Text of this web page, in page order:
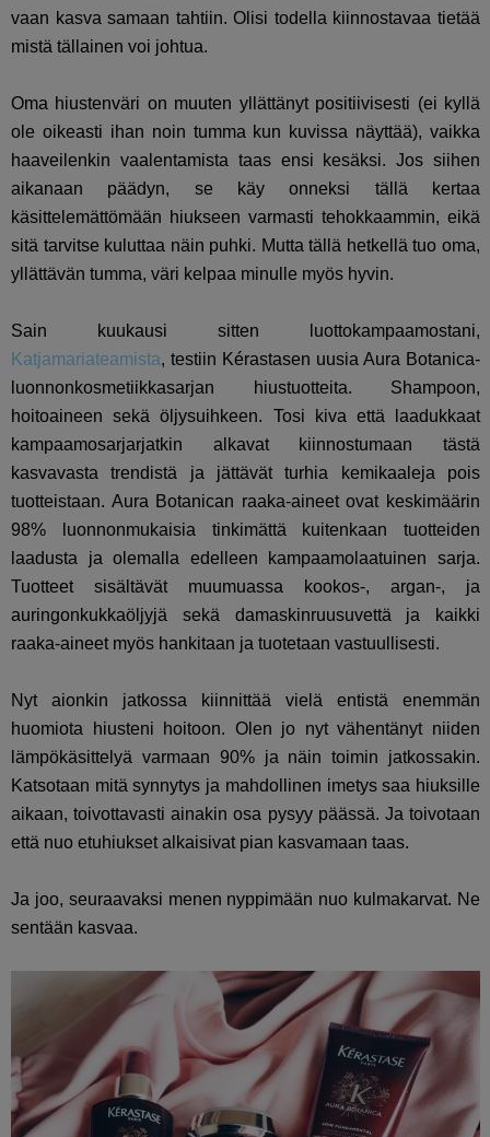
vaan kasva samaan tahtiin. Olisi todella kiinnostavaa tietää
mistä tällainen voi johtua.
Oma hiustenväri on muuten yllättänyt positiivisesti (ei kyllä
ole oikeasti ihan noin tumma kun kuvissa näyttää), vaikka
haaveilenkin vaalentamista taas ensi kesäksi. Jos siihen
aikanaan päädyn, se käy onneksi tällä kertaa
käsittelemättömään hiukseen varmasti tehokkaammin, eikä
sitä tarvitse kuluttaa näin puhki. Mutta tällä hetkellä tuo oma,
yllättävän tumma, väri kelpaa minulle myös hyvin.
Sain kuukausi sitten luottokampaamostani,
Katjamariateamista, testiin Kérastasen uusia Aura Botanica-
luonnonkosmetiikkasarjan hiustuotteita. Shampoon,
hoitoaineen sekä öljysuihkeen. Tosi kiva että laadukkaat
kampaamosarjarjatkin alkavat kiinnostumaan tästä
kasvavasta trendistä ja jättävät turhia kemikaaleja pois
tuotteistaan. Aura Botanican raaka-aineet ovat keskimäärin
98% luonnonmukaisia tinkimättä kuitenkaan tuotteiden
laadusta ja olemalla edelleen kampaamolaatuinen sarja.
Tuotteet sisältävät muumuassa kookos-, argan-, ja
auringonkukkaöljyjä sekä damaskinruusuvettä ja kaikki
raaka-aineet myös hankitaan ja tuotetaan vastuullisesti.
Nyt aionkin jatkossa kiinnittää vielä entistä enemmän
huomiota hiusteni hoitoon. Olen jo nyt vähentänyt niiden
lämpökäsittelyä varmaan 90% ja näin toimin jatkossakin.
Katsotaan mitä synnytys ja mahdollinen imetys saa hiuksille
aikaan, toivottavasti ainakin osa pysyy päässä. Ja toivotaan
että nuo etuhiukset alkaisivat pian kasvamaan taas.
Ja joo, seuraavaksi menen nyppimään nuo kulmakarvat. Ne
sentään kasvaa.